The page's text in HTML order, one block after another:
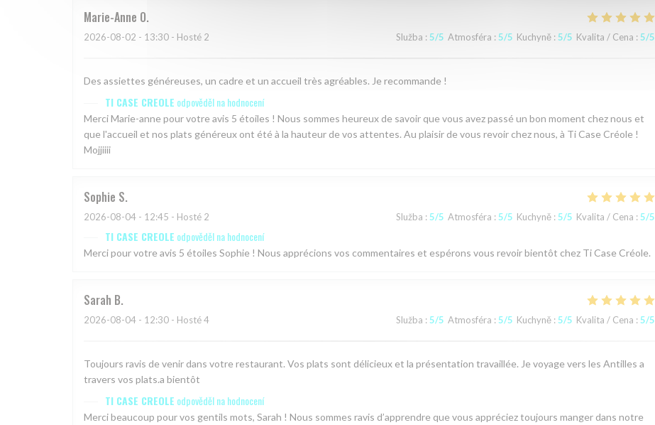
Marie-Anne O
2026-08-02 - 13:30 - Hosté 2 Služba : 5/5 Atmosféra : 5/5 Kuchyně : 5/5 Kvalita / Cena : 5/5
Des assiettes généreuses, un cadre et un accueil très agréables. Je recommande !
TI CASE CREOLE odpověděl na hodnocení
Merci Marie-anne pour votre avis 5 étoiles ! Nous sommes heureux de savoir que vous avez passé un bon moment chez nous et
que l'accueil et nos plats généreux ont été à la hauteur de vos attentes. Au plaisir de vous revoir chez nous, à Ti Case Créole !
Mojjiiii
Sophie S
2026-08-04 - 12:45 - Hosté 2 Služba : 5/5 Atmosféra : 5/5 Kuchyně : 5/5 Kvalita / Cena : 5/5
TI CASE CREOLE odpověděl na hodnocení
Merci pour votre avis 5 étoiles Sophie ! Nous apprécions vos commentaires et espérons vous revoir bientôt chez Ti Case Créole.
Sarah B
2026-08-04 - 12:30 - Hosté 4 Služba : 5/5 Atmosféra : 5/5 Kuchyně : 5/5 Kvalita / Cena : 5/5
Toujours ravis de venir dans votre restaurant. Vos plats sont délicieux et la présentation travaillée. Je voyage vers les Antilles a
travers vos plats.a bientôt
TI CASE CREOLE odpověděl na hodnocení
Merci beaucoup pour vos gentils mots, Sarah ! Nous sommes ravis d’apprendre que vous appréciez toujours manger dans notre